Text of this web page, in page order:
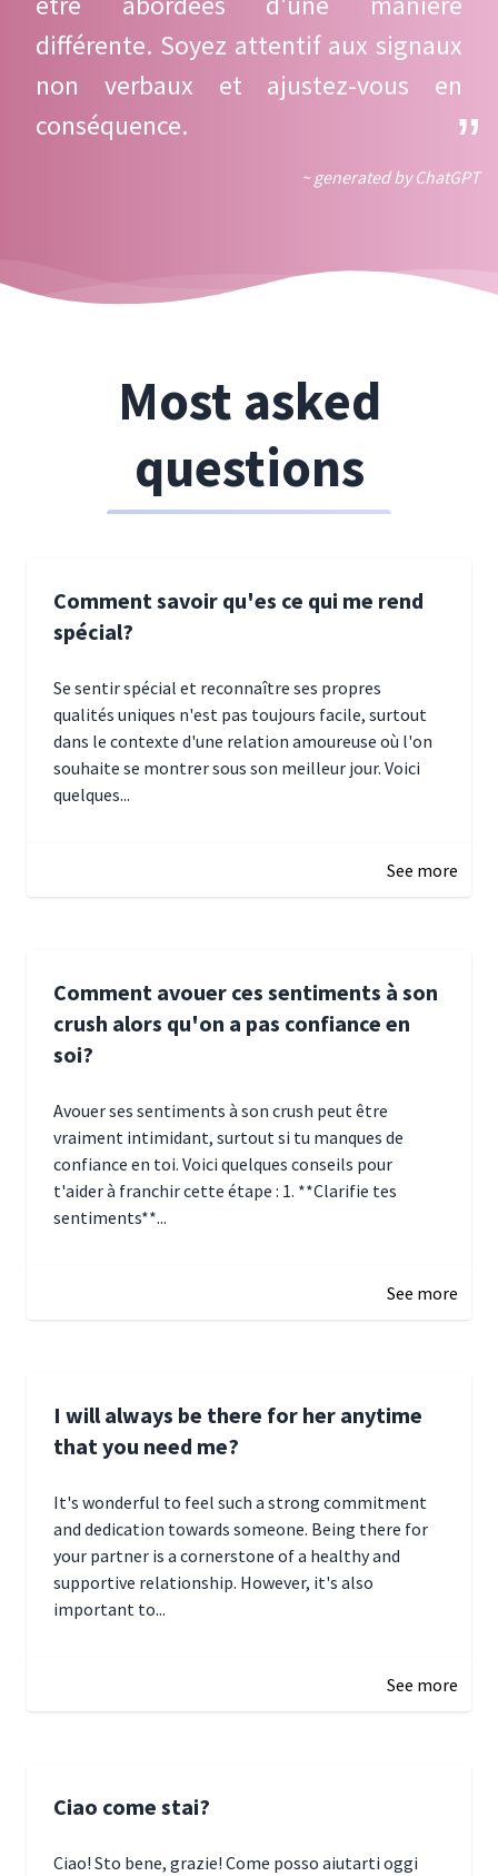
différente. Soyez attentif aux signaux
non verbaux et ajustez-vous en
conséquence.
~ generated by ChatGPT
Most asked
questions
Comment savoir qu'es ce qui me rend
spécial?
Se sentir spécial et reconnaître ses propres
qualités uniques n'est pas toujours facile, surtout
dans le contexte d'une relation amoureuse où l'on
souhaite se montrer sous son meilleur jour. Voici
quelques...
See more
Comment avouer ces sentiments à son
crush alors qu'on a pas confiance en
soi?
Avouer ses sentiments à son crush peut être
vraiment intimidant, surtout si tu manques de
confiance en toi. Voici quelques conseils pour
t'aider à franchir cette étape : 1. **Clarifie tes
sentiments**...
See more
I will always be there for her anytime
that you need me?
It's wonderful to feel such a strong commitment
and dedication towards someone. Being there for
your partner is a cornerstone of a healthy and
supportive relationship. However, it's also
important to...
See more
Ciao come stai?
Ciao! Sto bene, grazie! Come posso aiutarti oggi